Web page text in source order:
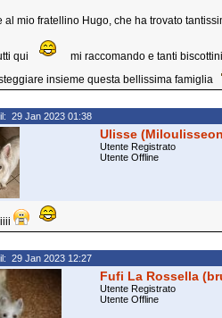
al mio fratellino Hugo, che ha trovato
qui
mi raccomando e tanti biscottini
insieme questa bellissima famiglia
29 Jan 2023 01:38
Ulisse
Utente Registrato
Utente Offline
29 Jan 2023 12:27
Fufi La Rossella
Utente Registrato
Utente Offline